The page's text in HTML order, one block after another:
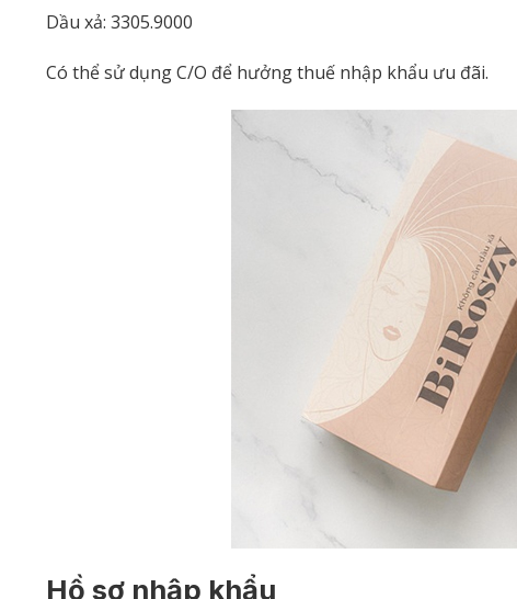
Dầu xả: 3305.9000
Có thể sử dụng C/O để hưởng thuế nhập khẩu ưu đãi.
Hồ sơ nhập khẩu